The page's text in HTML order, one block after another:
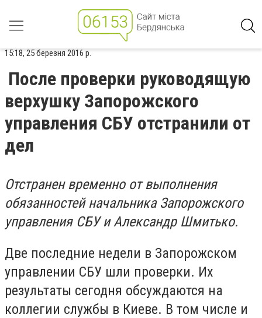
15:18, 25 березня 2016 р.
После проверки руководящую
верхушку Запорожского
управления СБУ отстранили от
дел
Отстранен временно от выполнения
обязанностей начальника Запорожского
управления СБУ и Александр Шмитько.
Две последние недели в Запорожском
управлении СБУ шли проверки. Их
результаты сегодня обсуждаются на
коллегии службы в Киеве. В том числе и